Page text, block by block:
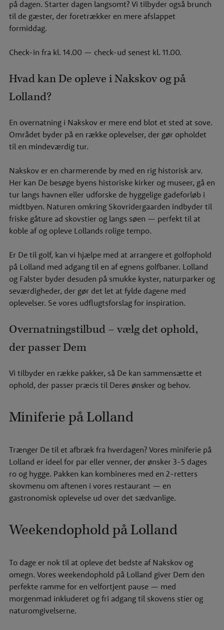
på dagen. Starter dagen langsomt? Vi tilbyder også brunch
til de gæster, der foretrækker en mere afslappet
formiddag.
Check-in fra kl. 14.00 — check-ud senest kl. 11.00.
Hvad kan De opleve i Nakskov og på
Lolland?
En overnatning i Nakskov er mere end blot et sted at sove.
Området byder på en række oplevelser, der gør opholdet
til en mindeværdig tur.
Nakskov er en charmerende by med en rig historisk arv.
Her kan De besøge byens historiske kirker og museer, gå en
tur langs havnen eller udforske de hyggelige gadeforløb i
midtbyen. Naturen omkring Skovridergaarden indbyder til
friske gåture ad skovstier og langs søen — perfekt til at
koble af og opleve Lollands rolige tempo.
Er De til golf, kan vi hjælpe med at arrangere et golfophold
på Lolland med adgang til en af egnens golfbaner. Lolland
og Falster byder desuden på smukke kyster, naturparker og
seværdigheder, der gør det let at fylde dagene med
oplevelser. Se vores udflugtsforslagfor inspiration.
Overnatningstilbud – vælg det ophold,
der passer Dem
Vi tilbyder en række pakker, så De kan sammensætte et
ophold, der passer præcis til Deres ønsker og behov.
Miniferie på Lolland
Trænger De til et afbræk fra hverdagen? Vores miniferie på
Lolland er ideel for par eller venner, der ønsker 3-5 dages
ro og hygge. Pakken kan kombineres med en 2-retters
skovmenu om aftenen i vores restaurant — en
gastronomisk oplevelse ud over det sædvanlige.
Weekendophold på Lolland
To dage er nok til at opleve det bedste af Nakskov og
omegn. Vores weekendophold på Lolland giver Dem den
perfekte ramme for en velfortjent pause — med
morgenmad inkluderet og fri adgang til skovens stier og
naturomgivelserne.